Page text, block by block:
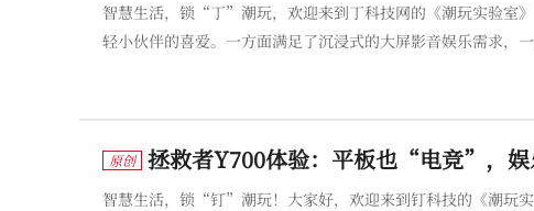
智慧生活，锁“丁”潮玩，欢迎来到丁科技网的《潮玩实验室》！ 智能投影仪，算得上是近两年来最具代表性的科技潮玩之一，受到了不
轻小伙伴的喜爱。一方面满足了沉浸式的大屏影音娱乐需求，
原创 拯救者Y700体验：平板也“电竞”，娱
智慧生活，锁“钉”潮玩！大家好，欢迎来到钉科技的《潮玩